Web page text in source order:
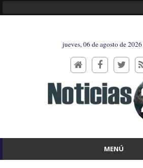
jueves, 06 de agosto de 2026
MENÚ